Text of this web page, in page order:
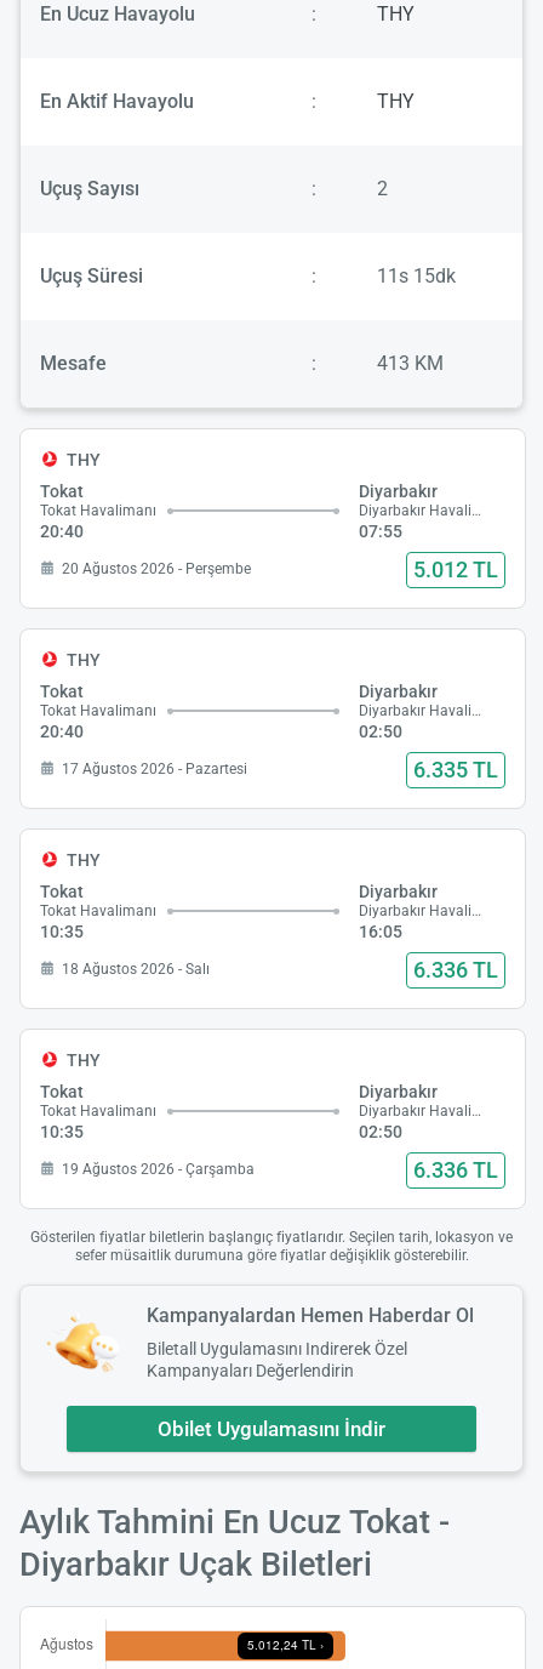
En Ucuz Havayolu : THY
En Aktif Havayolu : THY
Uçuş Sayısı : 2
Uçuş Süresi : 11s 15dk
Mesafe : 413 KM
THY
Tokat
Tokat Havalimanı
20:40
Diyarbakır
Diyarbakır Havalimanı
07:55
20 Ağustos 2026 - Perşembe 5.012 TL
THY
Tokat
Tokat Havalimanı
20:40
Diyarbakır
Diyarbakır Havalimanı
02:50
17 Ağustos 2026 - Pazartesi 6.335 TL
THY
Tokat
Tokat Havalimanı
10:35
Diyarbakır
Diyarbakır Havalimanı
16:05
18 Ağustos 2026 - Salı 6.336 TL
THY
Tokat
Tokat Havalimanı
10:35
Diyarbakır
Diyarbakır Havalimanı
02:50
19 Ağustos 2026 - Çarşamba 6.336 TL
Gösterilen fiyatlar biletlerin başlangıç fiyatlarıdır. Seçilen tarih, lokasyon ve
sefer müsaitlik durumuna göre fiyatlar değişiklik gösterebilir.
Kampanyalardan Hemen Haberdar Ol
Biletall Uygulamasını Indirerek Özel
Kampanyaları Değerlendirin
Obilet Uygulamasını İndir
Aylık Tahmini En Ucuz Tokat -
Diyarbakır Uçak Biletleri